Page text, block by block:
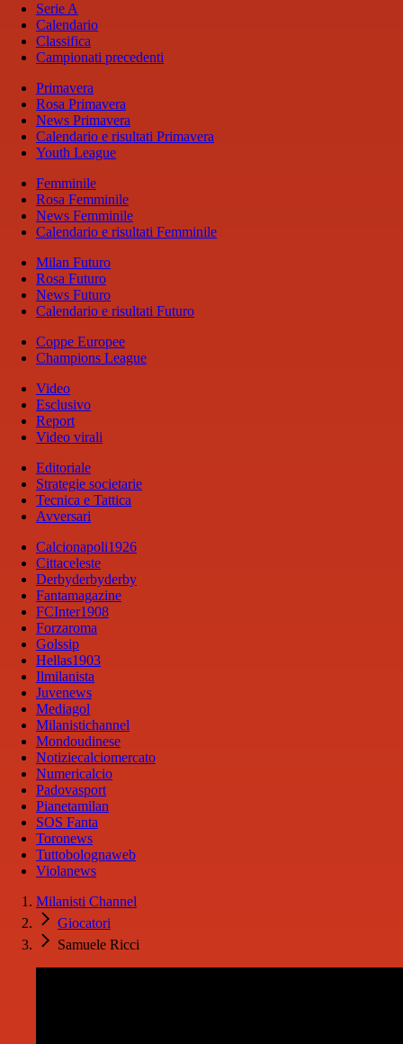
Serie A
Calendario
Classifica
Campionati precedenti
Primavera
Rosa Primavera
News Primavera
Calendario e risultati Primavera
Youth League
Femminile
Rosa Femminile
News Femminile
Calendario e risultati Femminile
Milan Futuro
Rosa Futuro
News Futuro
Calendario e risultati Futuro
Coppe Europee
Champions League
Video
Esclusivo
Report
Video virali
Editoriale
Strategie societarie
Tecnica e Tattica
Avversari
Calcionapoli1926
Cittaceleste
Derbyderbyderby
Fantamagazine
FCInter1908
Forzaroma
Golssip
Hellas1903
Ilmilanista
Juvenews
Mediagol
Milanistichannel
Mondoudinese
Notiziecalciomercato
Numericalcio
Padovasport
Pianetamilan
SOS Fanta
Toronews
Tuttobolognaweb
Violanews
Milanisti Channel
Giocatori
Samuele Ricci